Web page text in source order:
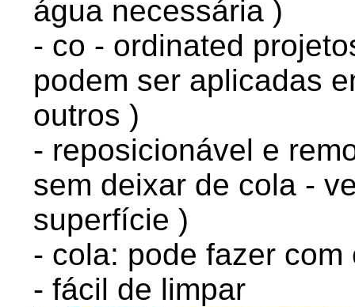
água necessária )
- co - ordinated
podem ser aplicadas
outros )
- reposicionável e
sem deixar de cola -
superfície )
- cola: pode fazer
- fácil de limpar